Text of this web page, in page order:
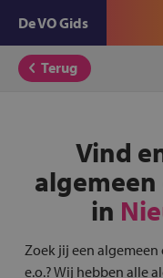
De VO Gids
Terug
Vind
in
Zoek jij een
e.o.? Wij hebben alle